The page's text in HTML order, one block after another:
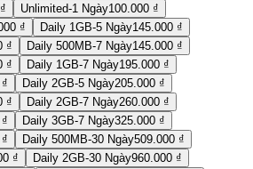
Unlimited-1 Ngày100.000 ₫
₫ Daily 1GB-5 Ngày145.000 ₫
₫ Daily 500MB-7 Ngày145.000 ₫
₫ Daily 1GB-7 Ngày195.000 ₫
Daily 2GB-5 Ngày205.000 ₫
₫ Daily 2GB-7 Ngày260.000 ₫
Daily 3GB-7 Ngày325.000 ₫
Daily 500MB-30 Ngày509.000 ₫
₫ Daily 2GB-30 Ngày960.000 ₫